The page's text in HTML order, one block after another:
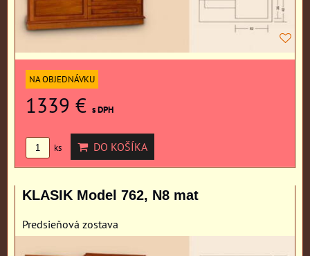
NA OBJEDNÁVKU
1339 € s DPH
ks DO KOŠÍKA
KLASIK Model 762, N8 mat
Predsieňová zostava